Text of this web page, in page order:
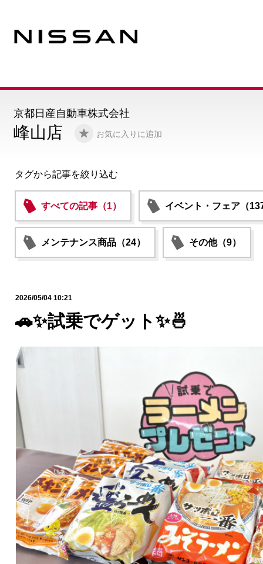
峰山店 お気に入りに追加
京都日産自動車株式会社
タグから記事を絞り込む
すべての記事（1） イベント・フェア（
メンテナンス商品（24） その他（9）
2026/05/04 10:21
🚗✨試乗でゲット✨🍜